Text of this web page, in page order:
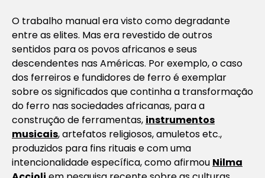
O trabalho manual era visto como degradante
entre as elites. Mas era revestido de outros
sentidos para os povos africanos e seus
descendentes nas Américas. Por exemplo, o caso
dos ferreiros e fundidores de ferro é exemplar
sobre os significados que continha a transformação
do ferro nas sociedades africanas, para a
construção de ferramentas, instrumentos
musicais, artefatos religiosos, amuletos etc.,
produzidos para fins rituais e com uma
intencionalidade específica, como afirmou Nilma